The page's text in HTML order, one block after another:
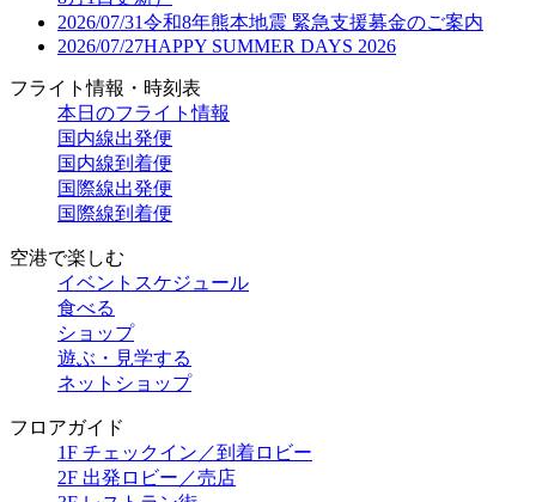
2026/07/31令和8年熊本地震 緊急支援募金のご案内
2026/07/27HAPPY SUMMER DAYS 2026
フライト情報・時刻表
本日のフライト情報
国内線出発便
国内線到着便
国際線出発便
国際線到着便
空港で楽しむ
イベントスケジュール
食べる
ショップ
遊ぶ・見学する
ネットショップ
フロアガイド
1F チェックイン／到着ロビー
2F 出発ロビー／売店